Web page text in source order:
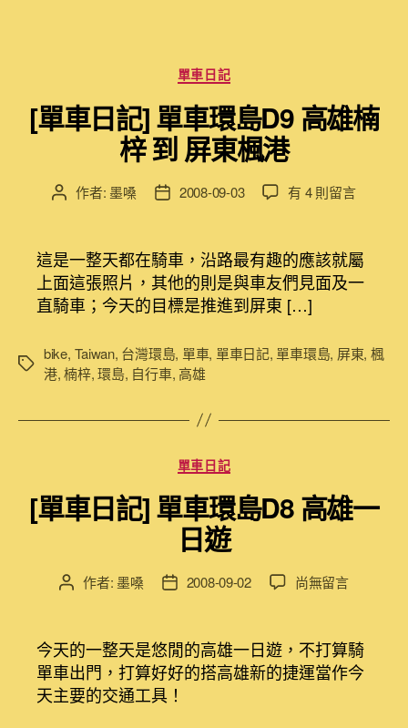
分
類
單車日記
[單車日記] 單車環島D9 高雄楠
梓 到 屏東楓港
文
者
作者: 墨嗓
文
佈
日
期
2008-09-03
在
日
記]
單
車
島
東
中
有 4 則留言
這是一整天都在騎車，沿路最有趣的應該就屬
上面這張照片，其他的則是與車友們見面及一
直騎車；今天的目標是推進到屏東 […]
標
bike, Taiwan, 台灣環島, 單車, 單車日記, 單車環島, 屏東, 楓
港,楠梓,環島, 自行車, 高雄
分
類
單車日記
[單車日記] 單車環島D8 高雄一
日遊
文
者
作者: 墨嗓
文
佈
日
期
2008-09-02
在
日
記]
單
尚無留言
今天的一整天是悠閒的高雄一日遊，不打算騎
單車出門，打算好好的搭高雄新的捷運當作今
天主要的交通工具！